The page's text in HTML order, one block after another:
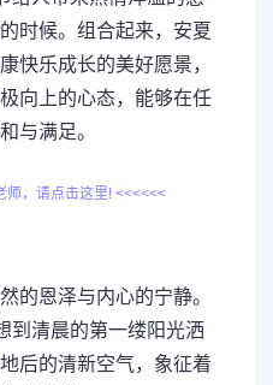
时候。组合起来，安夏
快乐成长的美好愿景，
向上的心态，能够在任
与满足。
师，请点击这里! <<<<<<
的恩泽与内心的宁静。
到清晨的第一缕阳光洒
后的清新空气，象征着